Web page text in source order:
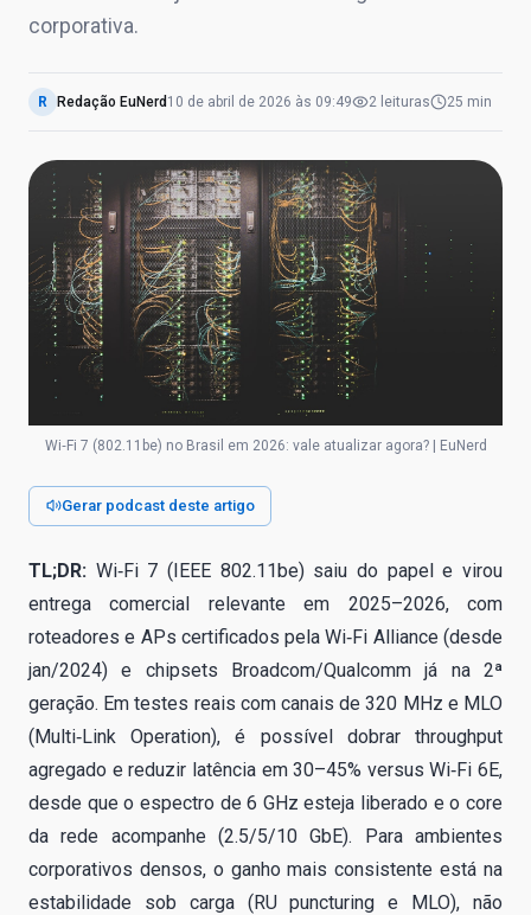
corporativa.
R Redação EuNerd 10 de abril de 2026 às 09:49 2 leituras 25 min
Wi‑Fi 7 (802.11be) no Brasil em 2026: vale atualizar agora? | EuNerd
Gerar podcast deste artigo
TL;DR: Wi‑Fi 7 (IEEE 802.11be) saiu do papel e virou
entrega comercial relevante em 2025–2026, com
roteadores e APs certificados pela Wi‑Fi Alliance (desde
jan/2024) e chipsets Broadcom/Qualcomm já na 2ª
geração. Em testes reais com canais de 320 MHz e MLO
(Multi‑Link Operation), é possível dobrar throughput
agregado e reduzir latência em 30–45% versus Wi‑Fi 6E,
desde que o espectro de 6 GHz esteja liberado e o core
da rede acompanhe (2.5/5/10 GbE). Para ambientes
corporativos densos, o ganho mais consistente está na
estabilidade sob carga (RU puncturing e MLO), não